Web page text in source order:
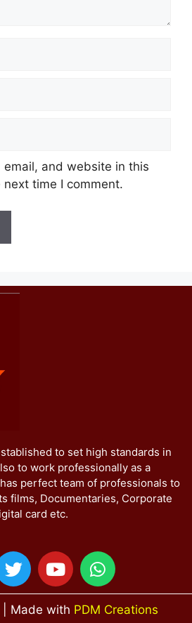
email, and website in this
time I comment.
to set high standards in
to work professionally as a
perfect team of professionals to
films, Documentaries, Corporate
card etc.
Made with PDM Creations